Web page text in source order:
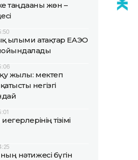
таңдағаны жөн –
ғылыми атақтар ЕАЭО
жылы: мектеп
негізгі
тізімі
нәтижесі бүгін